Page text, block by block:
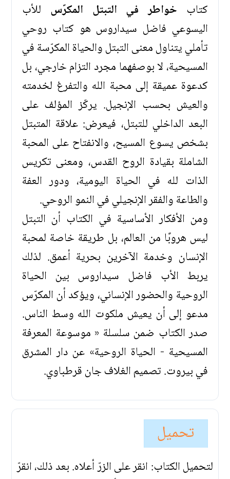
كتاب خواطر في التبتل المكرّس للأب
اليسوعي فاضل سيداروس هو كتاب روحي
تأملي يتناول معنى التبتل والحياة المكرّسة في
المسيحية، لا بوصفهما مجرد التزام خارجي، بل
كدعوة عميقة إلى محبة الله والتفرغ لخدمته
والعيش بحسب الإنجيل. يركّز المؤلف على
البعد الداخلي للتبتل، فيعرض: علاقة المتبتل
بشخص يسوع المسيح، والانفتاح على المحبة
الشاملة بقيادة الروح القدس، ومعنى تكريس
الذات لله في الحياة اليومية، ودور العفة
والطاعة والفقر الإنجيلي في النمو الروحي.
ومن الأفكار الأساسية في الكتاب أن التبتل
ليس هروبًا من العالم، بل طريقة خاصة لمحبة
الإنسان وخدمة الآخرين بحرية أعمق. لذلك
يربط الأب فاضل سيداروس بين الحياة
الروحية والحضور الإنساني، ويؤكد أن المكرّس
مدعو إلى أن يعيش ملكوت الله وسط الناس.
صدر الكتاب ضمن سلسلة « موسوعة المعرفة
المسيحية - الحياة الروحية» عن دار المشرق
في بيروت. تصميم الغلاف جان قرطباوي.
تحميل
لتحميل الكتاب: انقر على الزرّ أعلاه. بعد ذلك، انقرّ